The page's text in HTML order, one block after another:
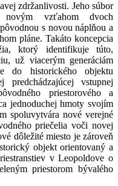
zdržanlivosti. Jeho súbor
vzťahom dvoch
s novou náplňou a
pláne. Takáto koncepcia
ktorý identifikuje túto,
už viacerým generáciám
do historického objektu
vstupnej
priestorového a
jednoduchej hmoty svojím
spoluvytvára nové verejné
priečelia voči novej
dôležité miesto je zároveň
objekt orientovaný a
v Leopoldove o
priestorom bývalého